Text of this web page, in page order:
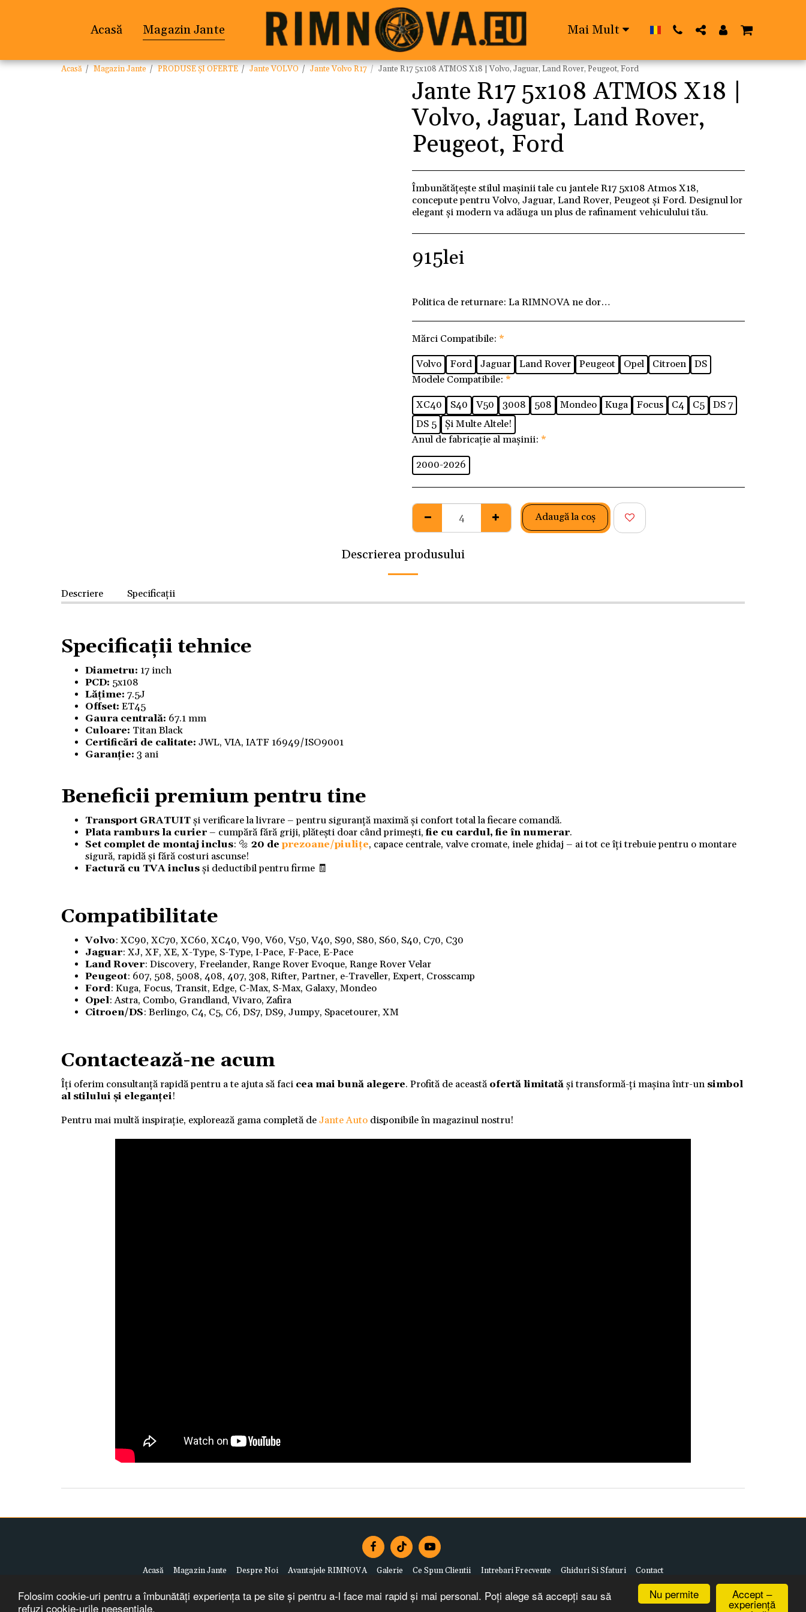
Accept –
experiență
Nu permite
Folosim cookie-uri pentru a îmbunătăți experiența ta pe site și pentru a-l face mai rapid și mai personal. Poți alege să accepți sau să
refuzi cookie-urile neesențiale.
Acasă Magazin Jante Mai Mult
Acasă Magazin Jante PRODUSE ȘI OFERTE Jante VOLVO Jante Volvo R17 Jante R17 5x108 ATMOS X18 | Volvo, Jaguar, Land Rover, Peugeot, Ford
Jante R17 5x108 ATMOS X18 |
Volvo, Jaguar, Land Rover,
Peugeot, Ford
Îmbunătățește stilul mașinii tale cu jantele R17 5x108 Atmos X18,
concepute pentru Volvo, Jaguar, Land Rover, Peugeot și Ford. Designul lor
elegant și modern va adăuga un plus de rafinament vehiculului tău.
915lei
Politica de returnare: La RIMNOVA ne dorim ca fiecare client să fie pe
Mărci Compatibile: *
Volvo
Ford Jaguar Land Rover Peugeot Opel Citroen
DS
Modele Compatibile: *
XC40
S40 V50 3008 508 Mondeo Kuga Focus C4 C5
DS 7
DS 5
Și Multe Altele!
Anul de fabricație al mașinii: *
2000-2026
Adaugă la coş
Descrierea produsului
Descriere Specificații
Specificații tehnice
Diametru: 17 inch
PCD: 5x108
Lățime: 7.5J
Offset: ET45
Gaura centrală: 67.1 mm
Culoare: Titan Black
Certificări de calitate: JWL, VIA, IATF 16949/ISO9001
Garanție: 3 ani
Beneficii premium pentru tine
Transport GRATUITși verificare la livrare – pentru siguranță maximă și confort total la fiecare comandă.
Plata ramburs la curier– cumpără fără griji, plătești doar când primești,fie cu cardul, fie în numerar.
Set complet de montaj inclus: 🔩 20 deprezoane/piulițe, capace centrale, valve cromate, inele ghidaj – ai tot ce îți trebuie pentru o montare
sigură, rapidă și fără costuri ascunse!
Factură cu TVA inclusși deductibil pentru firme 🧾
Compatibilitate
Volvo: XC90, XC70, XC60, XC40, V90, V60, V50, V40, S90, S80, S60, S40, C70, C30
Jaguar: XJ, XF, XE, X-Type, S-Type, I-Pace, F-Pace, E-Pace
Land Rover: Discovery, Freelander, Range Rover Evoque, Range Rover Velar
Peugeot: 607, 508, 5008, 408, 407, 308, Rifter, Partner, e-Traveller, Expert, Crosscamp
Ford: Kuga, Focus, Transit, Edge, C-Max, S-Max, Galaxy, Mondeo
Opel: Astra, Combo, Grandland, Vivaro, Zafira
Citroen/DS: Berlingo, C4, C5, C6, DS7, DS9, Jumpy, Spacetourer, XM
Contactează-ne acum
Îți oferim consultanță rapidă pentru a te ajuta să faci cea mai bună alegere. Profită de această ofertă limitatăși transformă-ți mașina într-un simbol
al stilului și eleganței!
Pentru mai multă inspirație, explorează gama completă deJante Auto disponibile în magazinul nostru!
Acasă Magazin Jante Despre Noi Avantajele RIMNOVA Galerie Ce Spun Clientii Intrebari Frecvente Ghiduri Si Sfaturi Contact
Drepturi de autor © 2026 Toate drepturile rezervate - Rimnova
Termenii de utilizare
Politica de Confidențialitate Politica de returnare